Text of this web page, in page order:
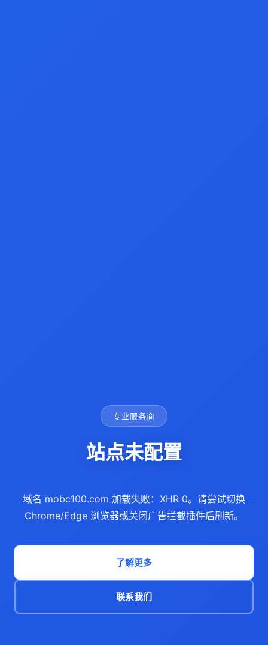
专业服务商
站点未配置
域名 mobc100.com 加载失败：XHR 0。请尝试切换
Chrome/Edge 浏览器或关闭广告拦截插件后刷新。
了解更多
联系我们